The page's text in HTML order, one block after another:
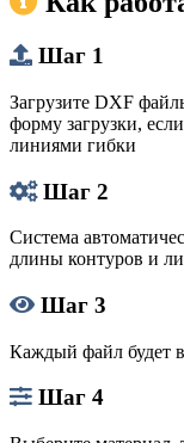
Шаг 1
Загрузите DXF
форму загрузки,
линиями гибки
Шаг 2
Система
длины контуров и
Шаг 3
Каждый файл будет
Шаг 4